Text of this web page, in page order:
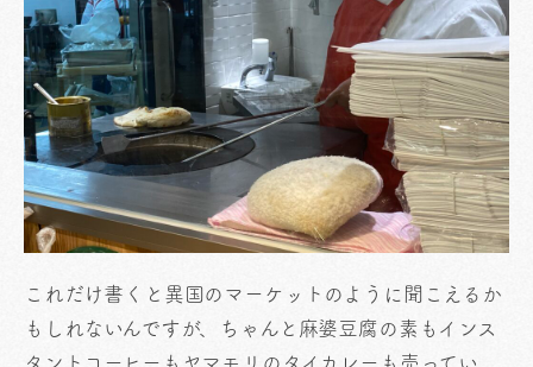
これだけ書くと異国のマーケットのように聞こえるか
もしれないんですが、ちゃんと麻婆豆腐の素もインス
タントコーヒーもヤマモリのタイカレーも売ってい